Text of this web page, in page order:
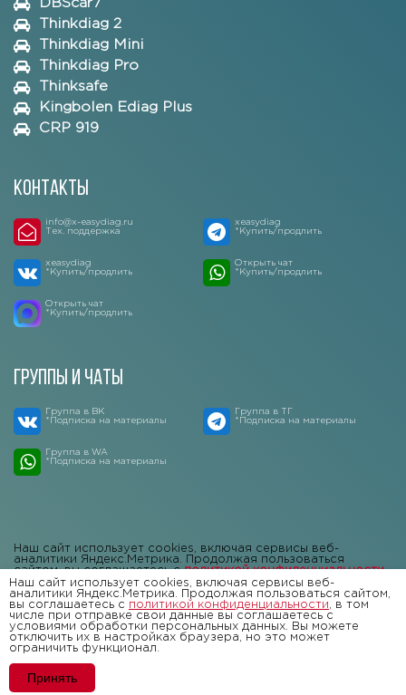
DBScar7
Thinkdiag 2
Thinkdiag Mini
Thinkdiag Pro
Thinksafe
Kingbolen Ediag Plus
CRP 919
Контакты
info@x-easydiag.ru
Тех. поддержка
xeasydiag
*Купить/продлить
xeasydiag
*Купить/продлить
Открыть чат
*Купить/продлить
Открыть чат
*Купить/продлить
Группы и чаты
Группа в ВК
*Подписка на материалы
Группа в ТГ
*Подписка на материалы
Группа в WA
*Подписка на материалы
Наш сайт использует cookies, включая сервисы веб-
аналитики Яндекс.Метрика. Продолжая пользоваться
сайтом, вы соглашаетесь сполитикой конфиденциальности,
в том числе при отправке свои данные вы соглашаетесь с
условиями обработки персональных данных. Вы можете
отключить их в настройках браузера, но это может
ограничить функционал.
Наш сайт использует cookies, включая сервисы веб-
аналитики Яндекс.Метрика. Продолжая пользоваться сайтом,
вы соглашаетесь с политикой конфиденциальности , в том
числе при отправке свои данные вы соглашаетесь с
условиями обработки персональных данных. Вы можете
отключить их в настройках браузера, но это может
ограничить функционал.
Принять